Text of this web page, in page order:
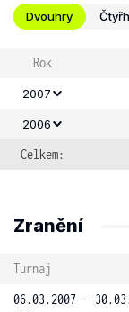
Dvouhry
Rok
2007
2006
Celkem:
Zranění
Turnaj
06.03.2007 -